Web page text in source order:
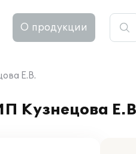
О продукции
Е.В.
Кузнецова